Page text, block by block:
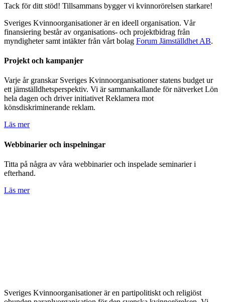
Tack för ditt stöd! Tillsammans bygger vi kvinnorörelsen starkare!
Sveriges Kvinnoorganisationer är en ideell organisation. Vår
finansiering består av organisations- och projektbidrag från
myndigheter samt intäkter från vårt bolag Forum Jämställdhet AB.
Projekt och kampanjer
Varje år granskar Sveriges Kvinnoorganisationer statens budget ur
ett jämställdhetsperspektiv. Vi är sammankallande för nätverket Lön
hela dagen och driver initiativet Reklamera mot
könsdiskriminerande reklam.
Läs mer
Webbinarier och inspelningar
Titta på några av våra webbinarier och inspelade seminarier i
efterhand.
Läs mer
Sveriges Kvinnoorganisationer är en partipolitiskt och religiöst